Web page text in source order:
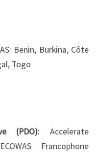
Benin, Burkina, Côte
Togo
(PDO): Accelerate
Francophone